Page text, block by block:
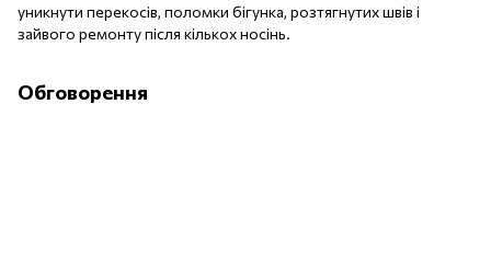
уникнути перекосів, поломки бігунка, розтягнутих швів і
зайвого ремонту після кількох носінь.
Обговорення